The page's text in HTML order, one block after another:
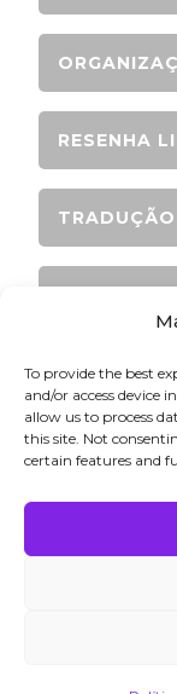
To provide the best
and/or access device
allow us to process
this site. Not
certain features and
RESENHA
TRADUÇÃO
LATEST
Direitos
direitos
Política